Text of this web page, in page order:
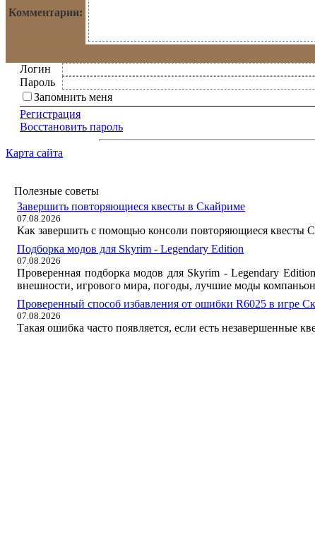
Комментарии:
Логин
Пароль
Запомнить меня
Регистрация
Восстановить пароль
Карта сайта
Полезные советы
Завершить повторяющиеся квесты в Скайриме
07.08.2026
Как завершить с помощью консоли повторяющиеся квесты
Подборка модов для Skyrim - Legendary Edition
07.08.2026
Проверенная подборка модов для Skyrim - Legendary
внешности, игрового мира, погоды, лучшие моды
Проверенный способ избавления от ошибки R6025 в игре
07.08.2026
Такая ошибка часто появляется, если есть незавершенные